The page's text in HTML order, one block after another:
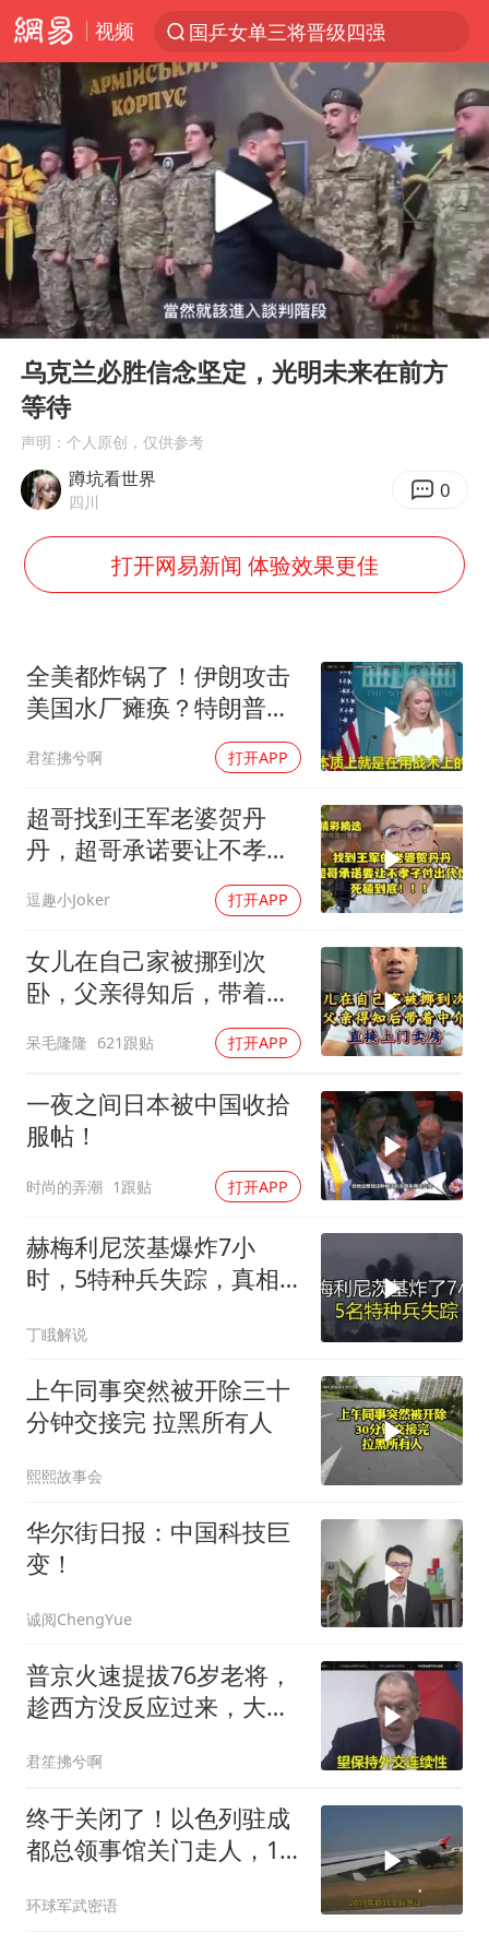
视频
国乒女单三将晋级四强
光影经济撬动暑期消费新蓝海
微信又有新功能，你可以“撤回”你的撤回了！
新疆优化调整景区内自驾服务费
上四休三，但降薪1000元，你接受吗？
情侣平潭拍日出坠崖1死1伤
夏日经济乘“热”而上 消费市场向“新”而行
白海豚将正面袭击贯穿浙江
黄金牛市回来了吗
酒店花洒现排泄物住客索赔遭拒
杭州全市有序停课
36岁男演员成景区NPC后人气爆棚
台当局重金为“台独”织“皇帝新衣”
几元成本的AI广告导致千万市值蒸发
老挝国会主席赛宋蓬逝世
乐享全民健身 共筑健康中国
Play
00:00 18:33
乌克兰必胜信念坚定，光明未来在前方
等待
声明：个人原创，仅供参考
蹲坑看世界
四川 0
打开网易新闻 体验效果更佳
全美都炸锅了！伊朗攻击
美国水厂瘫痪？特朗普却
君笙拂兮啊 打开APP
超哥找到王军老婆贺丹
丹，超哥承诺要让不孝子
付出代价，死磕到底
逗趣小Joker 打开APP
女儿在自己家被挪到次
卧，父亲得知后，带着中
呆毛隆隆 621跟贴 打开APP
一夜之间日本被中国收拾
服帖！
时尚的弄潮 1跟贴 打开APP
赫梅利尼茨基爆炸7小
时，5特种兵失踪，真相
丁睋解说
上午同事突然被开除三十
分钟交接完 拉黑所有人
熙熙故事会
华尔街日报：中国科技巨
变！
诚阅ChengYue
普京火速提拔76岁老将，
趁西方没反应过来，大鹅
君笙拂兮啊
终于关闭了！以色列驻成
都总领事馆关门走人，12
环球军武密语